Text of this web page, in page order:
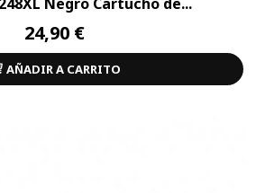
24,90 €
AÑADIR A CARRITO